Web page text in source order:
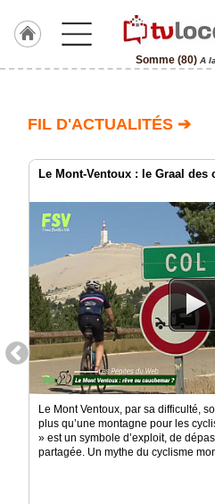
Somme (80) A
Somme
TvLocale
Accueil
RUBRIQUES
Agenda
Gazette
Vidéos
Médias
FIL D'ACTUALITÉS ➔
Le Mont-Ventoux : le Graal des
Le Mont Ventoux, par sa difficulté,
plus qu’une montagne pour les
» est un symbole d’exploit, de
partagée. Un mythe du cyclisme